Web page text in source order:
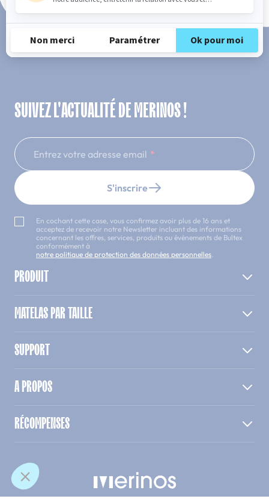
SUIVEZ L'ACTUALITÉ DE MERINOS !
Entrez votre adresse email
S'inscrire
En cochant cette case, vous confirmez avoir plus de 16 ans et
acceptez de recevoir notre Newsletter incluant des informations
concernant les offres, services, produits ou évènements de Bultex
conformément à
notre politique de protection des données personnelles.
PRODUIT
MATELAS PAR TAILLE
SUPPORT
A PROPOS
RÉCOMPENSES